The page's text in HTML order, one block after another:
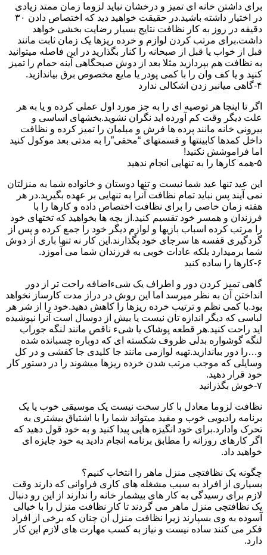
برای داشتن خانه ای تمیز و درخشان نباید لزوما زمان ممتد زیادی
در اختیار داشته باشید.در حقیقت خواهید دید که اختصاص دادن ۳۰
دقیقه در روز به کار نظافت نتایج بسیار رضایت بخشی خواهد
داشت.برای مرتب کردن لوازم و خرده ریزها یک زمان ثابت مانند
قبل از خواب یا قبل از صبحانه را کنار بگذارید در این فاصله میتوانید
به نظافت هم بپردازید مثلا بعد از دوش صبحگاهی آینه حمام را تمیز
کنید و یا کف وان را با کمی پودر یا مایع مخصوص برق بیاندازید.
۴-گاهی میانبر زدن اشکالی ندارد
اگر تا اینجا هر توصیه ای را به جز مورد اول عملی کرده و یا به هر
علت دیگر وقت کم آورده اید نگران نشوید.بخشهای اساسی و
بیرونی خانه مانند پرده ها فرش و مبلمان را تمیز کرده و نظافت
داخل کمدها کابینتها و قسمتهای “مخفی”را به مدتی بعد موکول کنید
اما فراموشش نکنید!
۵-همه کارها را به تنهایی انجام ندهید
این عید تنها عید شما نیست و تنها دوستان و خانواده شما به منزلتان
نمی آیند پس نباید تمام نظافت آنرا به تنهایی بر عهده بگیرید.در هر
هفته زمان خاصی را برای نظافت اختصاص داده و کارها را با
فرزندان و همسر خود تقسیم کنید.از بچه ها بخواهید که تختهای خود
را مرتب کرده اسباب بازیها و لوازم دیگر خود را جمع کرده و پس از
گردگیری قفسه ها سرجای خود بگذارند.این کار نه تنها باری از دوش
شما برمیدارد بلکه عادات خوبی به فرزندان شما می آموزد.
۶-کارها را ساده کنید
گاهی تمیز کردن دور و اطراف یک شیءاضافه راحت تر از دور
انداختن آن به نظر میرسد اما این روش در دراز مدت کارساز نخواهد
بود.با کمی نظم و ترتیب خرده ریزها را کاهش دهید.خود را از شر هر
لباسی که دیگر اندازه تان نیست یا بیش از دوسال است آنرا نپوشیده
اید راحت کنید.هر قطعه پوشاک یا شیء ناقص مانند لنگه جوراب
لنگه گوشواره بدلی ظروف شکسته ای که دوباره چسبانده شده
و…را دور بیاندازید.تهیه لوازمی مانند جا کلیدی جا کفشی و در کل
وسایلی که موجب مرتب شدن خرده ریزها میشوند را در دستور کار
خود قرار دهید.
۷-خوش بگذرانید
نظافت لزوما معادل با کار سخت نیست یک موسیقی خوب یا یک
برنامه رادیویی خوب و مفید میتواند شما را با اشتیاق بیشتری به
تحرک وادارد.برای خود انگیزه هایی پیدا کنید و به خود قول دهید که
اگر کارهای روزانه را مطابق برنامه انجام دادید به خود جایزه ای
خواهید داد.
چگونه یک نظافتچی منزل ماهر را انتخاب کنیم؟
بسیاری از افراد به سبب مشغله های کاری فراوانی که دارند وقت
لازم برای رسیدگی به کار های بیشمار خانه را ندارند از این رو دنبال
یک نظافتچی منزل ماهر می گردند تا کار نظافت منزل را با خیالی
آسوده به وی بسپارند زیرا نظافت منزل آن چنان که برخی از افراد
فکر می کنند ساده نیست و نیاز به کسب مهارت های لازم این کار
دارد.